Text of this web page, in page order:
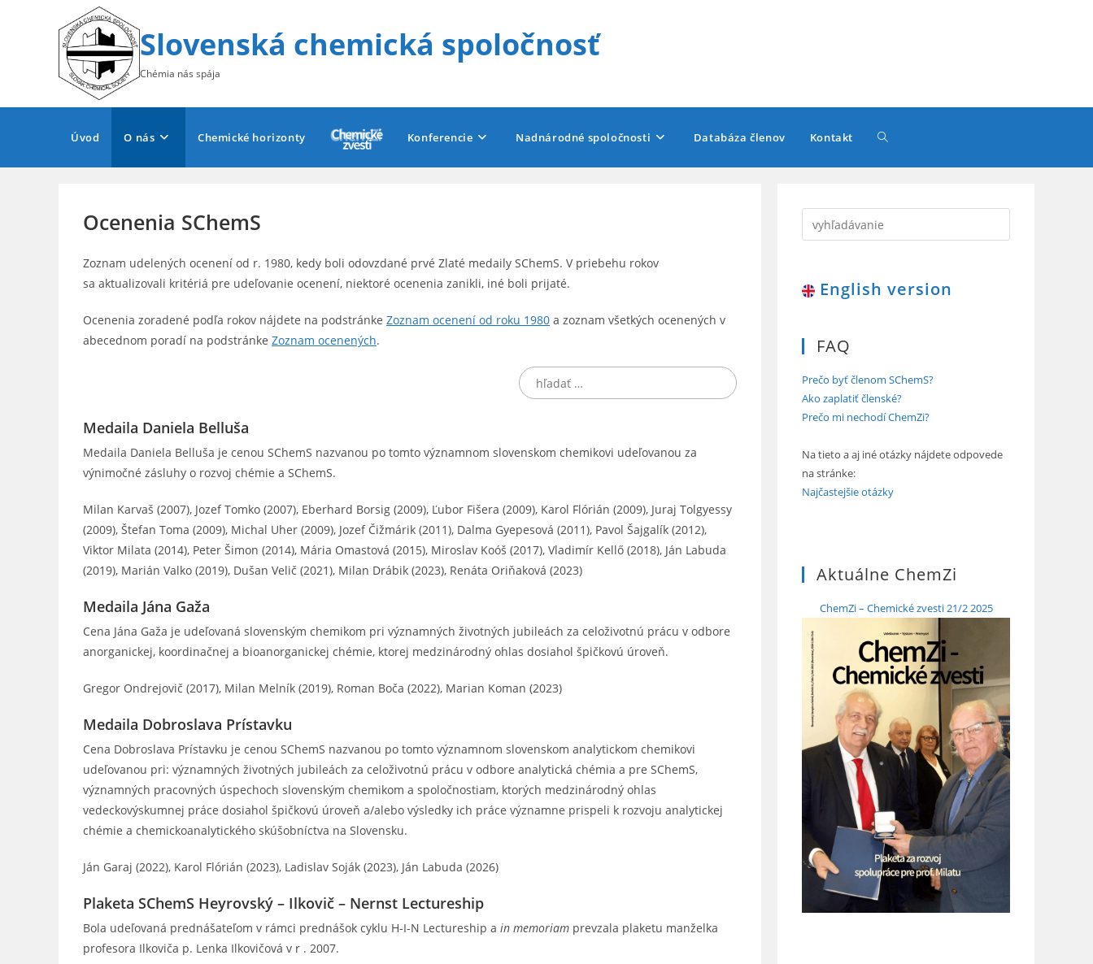
Slovenská chemická spoločnosť
Chémia nás spája
Úvod O nás Chemické horizonty Konferencie Nadnárodné spoločnosti Databáza členov Kontakt Toggle
Ocenenia SChemS
Zoznam udelených ocenení od r. 1980, kedy boli odovzdané prvé Zlaté medaily SChemS. V priebehu rokov
sa aktualizovali kritériá pre udeľovanie ocenení, niektoré ocenenia zanikli, iné boli prijaté.
Ocenenia zoradené podľa rokov nájdete na podstránke Zoznam ocenení od roku 1980 a zoznam všetkých ocenených v
abecednom poradí na podstránke Zoznam ocenených.
H
a
Medaila Daniela Belluša
Medaila Daniela Belluša je cenou SChemS nazvanou po tomto významnom slovenskom chemikovi udeľovanou za
výnimočné zásluhy o rozvoj chémie a SChemS.
Milan Karvaš (2007), Jozef Tomko (2007), Eberhard Borsig (2009), Ľubor Fišera (2009), Karol Flórián (2009), Juraj Tolgyessy
(2009), Štefan Toma (2009), Michal Uher (2009), Jozef Čižmárik (2011), Dalma Gyepesová (2011), Pavol Šajgalík (2012),
Viktor Milata (2014), Peter Šimon (2014), Mária Omastová (2015), Miroslav Koóš (2017), Vladimír Kellő (2018), Ján Labuda
(2019), Marián Valko (2019), Dušan Velič (2021), Milan Drábik (2023), Renáta Oriňaková (2023)
Medaila Jána Gaža
Cena Jána Gaža je udeľovaná slovenským chemikom pri významných životných jubileách za celoživotnú prácu v odbore
anorganickej, koordinačnej a bioanorganickej chémie, ktorej medzinárodný ohlas dosiahol špičkovú úroveň.
Gregor Ondrejovič (2017), Milan Melník (2019), Roman Boča (2022), Marian Koman (2023)
Medaila Dobroslava Prístavku
Cena Dobroslava Prístavku je cenou SChemS nazvanou po tomto významnom slovenskom analytickom chemikovi
udeľovanou pri: významných životných jubileách za celoživotnú prácu v odbore analytická chémia a pre SChemS,
významných pracovných úspechoch slovenským chemikom a spoločnostiam, ktorých medzinárodný ohlas
vedeckovýskumnej práce dosiahol špičkovú úroveň a/alebo výsledky ich práce významne prispeli k rozvoju analytickej
chémie a chemickoanalytického skúšobníctva na Slovensku.
Ján Garaj (2022), Karol Flórián (2023), Ladislav Soják (2023), Ján Labuda (2026)
Plaketa SChemS Heyrovský – Ilkovič – Nernst Lectureship
Bola udeľovaná prednášateľom v rámci prednášok cyklu H-I-N Lectureship a in memoriam prevzala plaketu manželka
profesora Ilkoviča p. Lenka Ilkovičová v r . 2007.
English version
FAQ
Prečo byť členom SChemS?
Ako zaplatiť členské?
Prečo mi nechodí ChemZi?
Na tieto a aj iné otázky nájdete odpovede
na stránke:
Najčastejšie otázky
Aktuálne ChemZi
ChemZi – Chemické zvesti 21/2 2025